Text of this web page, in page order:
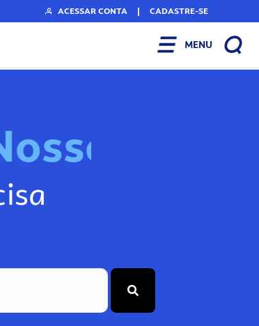
ACESSAR CONTA | CADASTRE-SE
MENU
osso